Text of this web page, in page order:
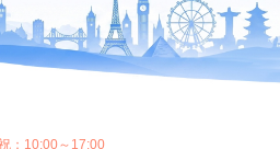
：10:00～17:00